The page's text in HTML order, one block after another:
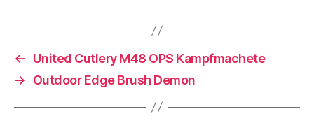
←
United Cutlery M48 OPS Kampfmachete
→
Outdoor Edge Brush Demon